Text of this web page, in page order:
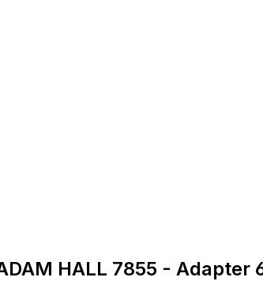
HALL 7855 -